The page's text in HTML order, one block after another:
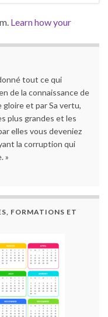
Learn how your
tout ce qui
de la connaissance de
gloire et par Sa vertu,
plus grandes et les
elles vous deveniez
la corruption qui
»
FORMATIONS ET